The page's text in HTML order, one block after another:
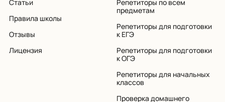
Статьи
Правила школы
Отзывы
Лицензия
Репетиторы по всем
предметам
Репетиторы для подготовки
к ЕГЭ
Репетиторы для подготовки
к ОГЭ
Репетиторы для начальных
классов
Проверка домашнего